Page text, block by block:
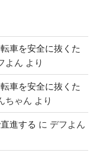
車を安全に抜くた
よん より
車を安全に抜くた
ちゃん より
進する に デフよん